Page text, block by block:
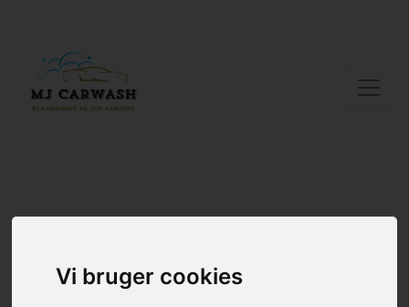
Vi bruger cookies
Har du spørgersmål, henvendelser eller ønsker en uforpligtende